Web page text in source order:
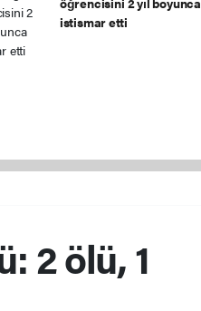
istismar etti
2 ölü, 1